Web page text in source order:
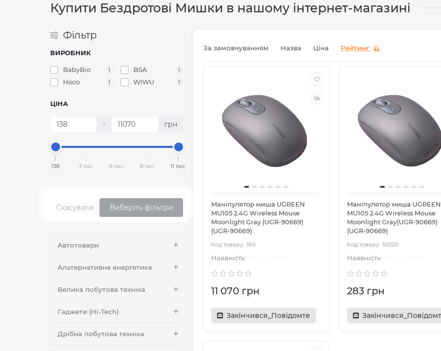
Купити Бездротові Мишки в нашому інтернет-магазині
Фільтр
ВИРОБНИК
BabyBio 1 BSA 1
Hoco 1 WIWU 1
ЦІНА
- грн
138 3 тис. 6 тис. 8 тис. 11 тис.
Скасувати Виберіть фільтри
Автотовари
Альтернативна енергетика
Велика побутова техніка
Гаджети (Hi-Tech)
Дрібна побутова техніка
За замовчуванням Назва Ціна Рейтинг
Маніпулятор миша UGREEN
MU105 2.4G Wireless Mouse
Moonlight Gray (UGR-90669)
(UGR-90669)
160
11 070 грн
Закінчився_Повідомте
Маніпулятор миша UGREEN
MU105 2.4G Wireless Mouse
Moonlight Gray(UGR-90669)
(UGR-90669)
50220
283 грн